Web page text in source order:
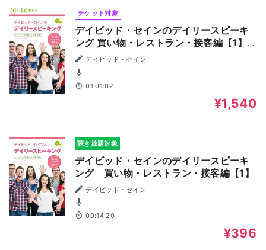
チケット対象
デイビッド・セインのデイリースピーキ
ング 買い物・レストラン・接客編【1】
～【4】
デイビッド・セイン
-
01:01:02
¥1,540
聴き放題対象
デイビッド・セインのデイリースピーキ
ング 買い物・レストラン・接客編【1】
デイビッド・セイン
-
00:14:20
¥396